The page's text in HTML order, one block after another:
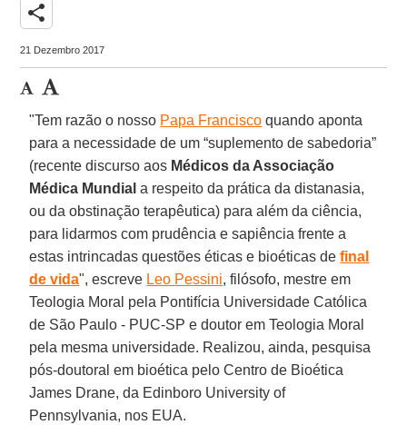
share
21 Dezembro 2017
"Tem razão o nosso Papa Francisco quando aponta
para a necessidade de um “suplemento de sabedoria”
(recente discurso aos Médicos da Associação
Médica Mundial a respeito da prática da distanasia,
ou da obstinação terapêutica) para além da ciência,
para lidarmos com prudência e sapiência frente a
estas intrincadas questões éticas e bioéticas definal
de vida", escreve Leo Pessini, filósofo, mestre em
Teologia Moral pela Pontifícia Universidade Católica
de São Paulo - PUC-SP e doutor em Teologia Moral
pela mesma universidade. Realizou, ainda, pesquisa
pós-doutoral em bioética pelo Centro de Bioética
James Drane, da Edinboro University of
Pennsylvania, nos EUA.